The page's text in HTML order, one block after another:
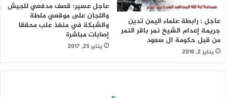
عاجل : رابطة علماء اليمن تدين
جريمة إعدام الشيخ نمر باقر النمر
من قبل حكومة ال سعود
يناير 2, 2016
عاجل عسير: قصف مدفعي للجيش
واللجان على موقعي ملطة
والشبكة في منفذ علب محققا
إصابات مباشرة
يناير 25, 2017